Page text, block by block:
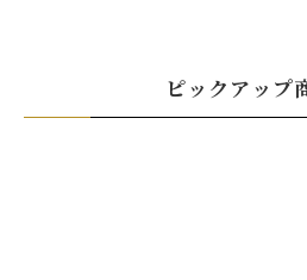
ピックアップ